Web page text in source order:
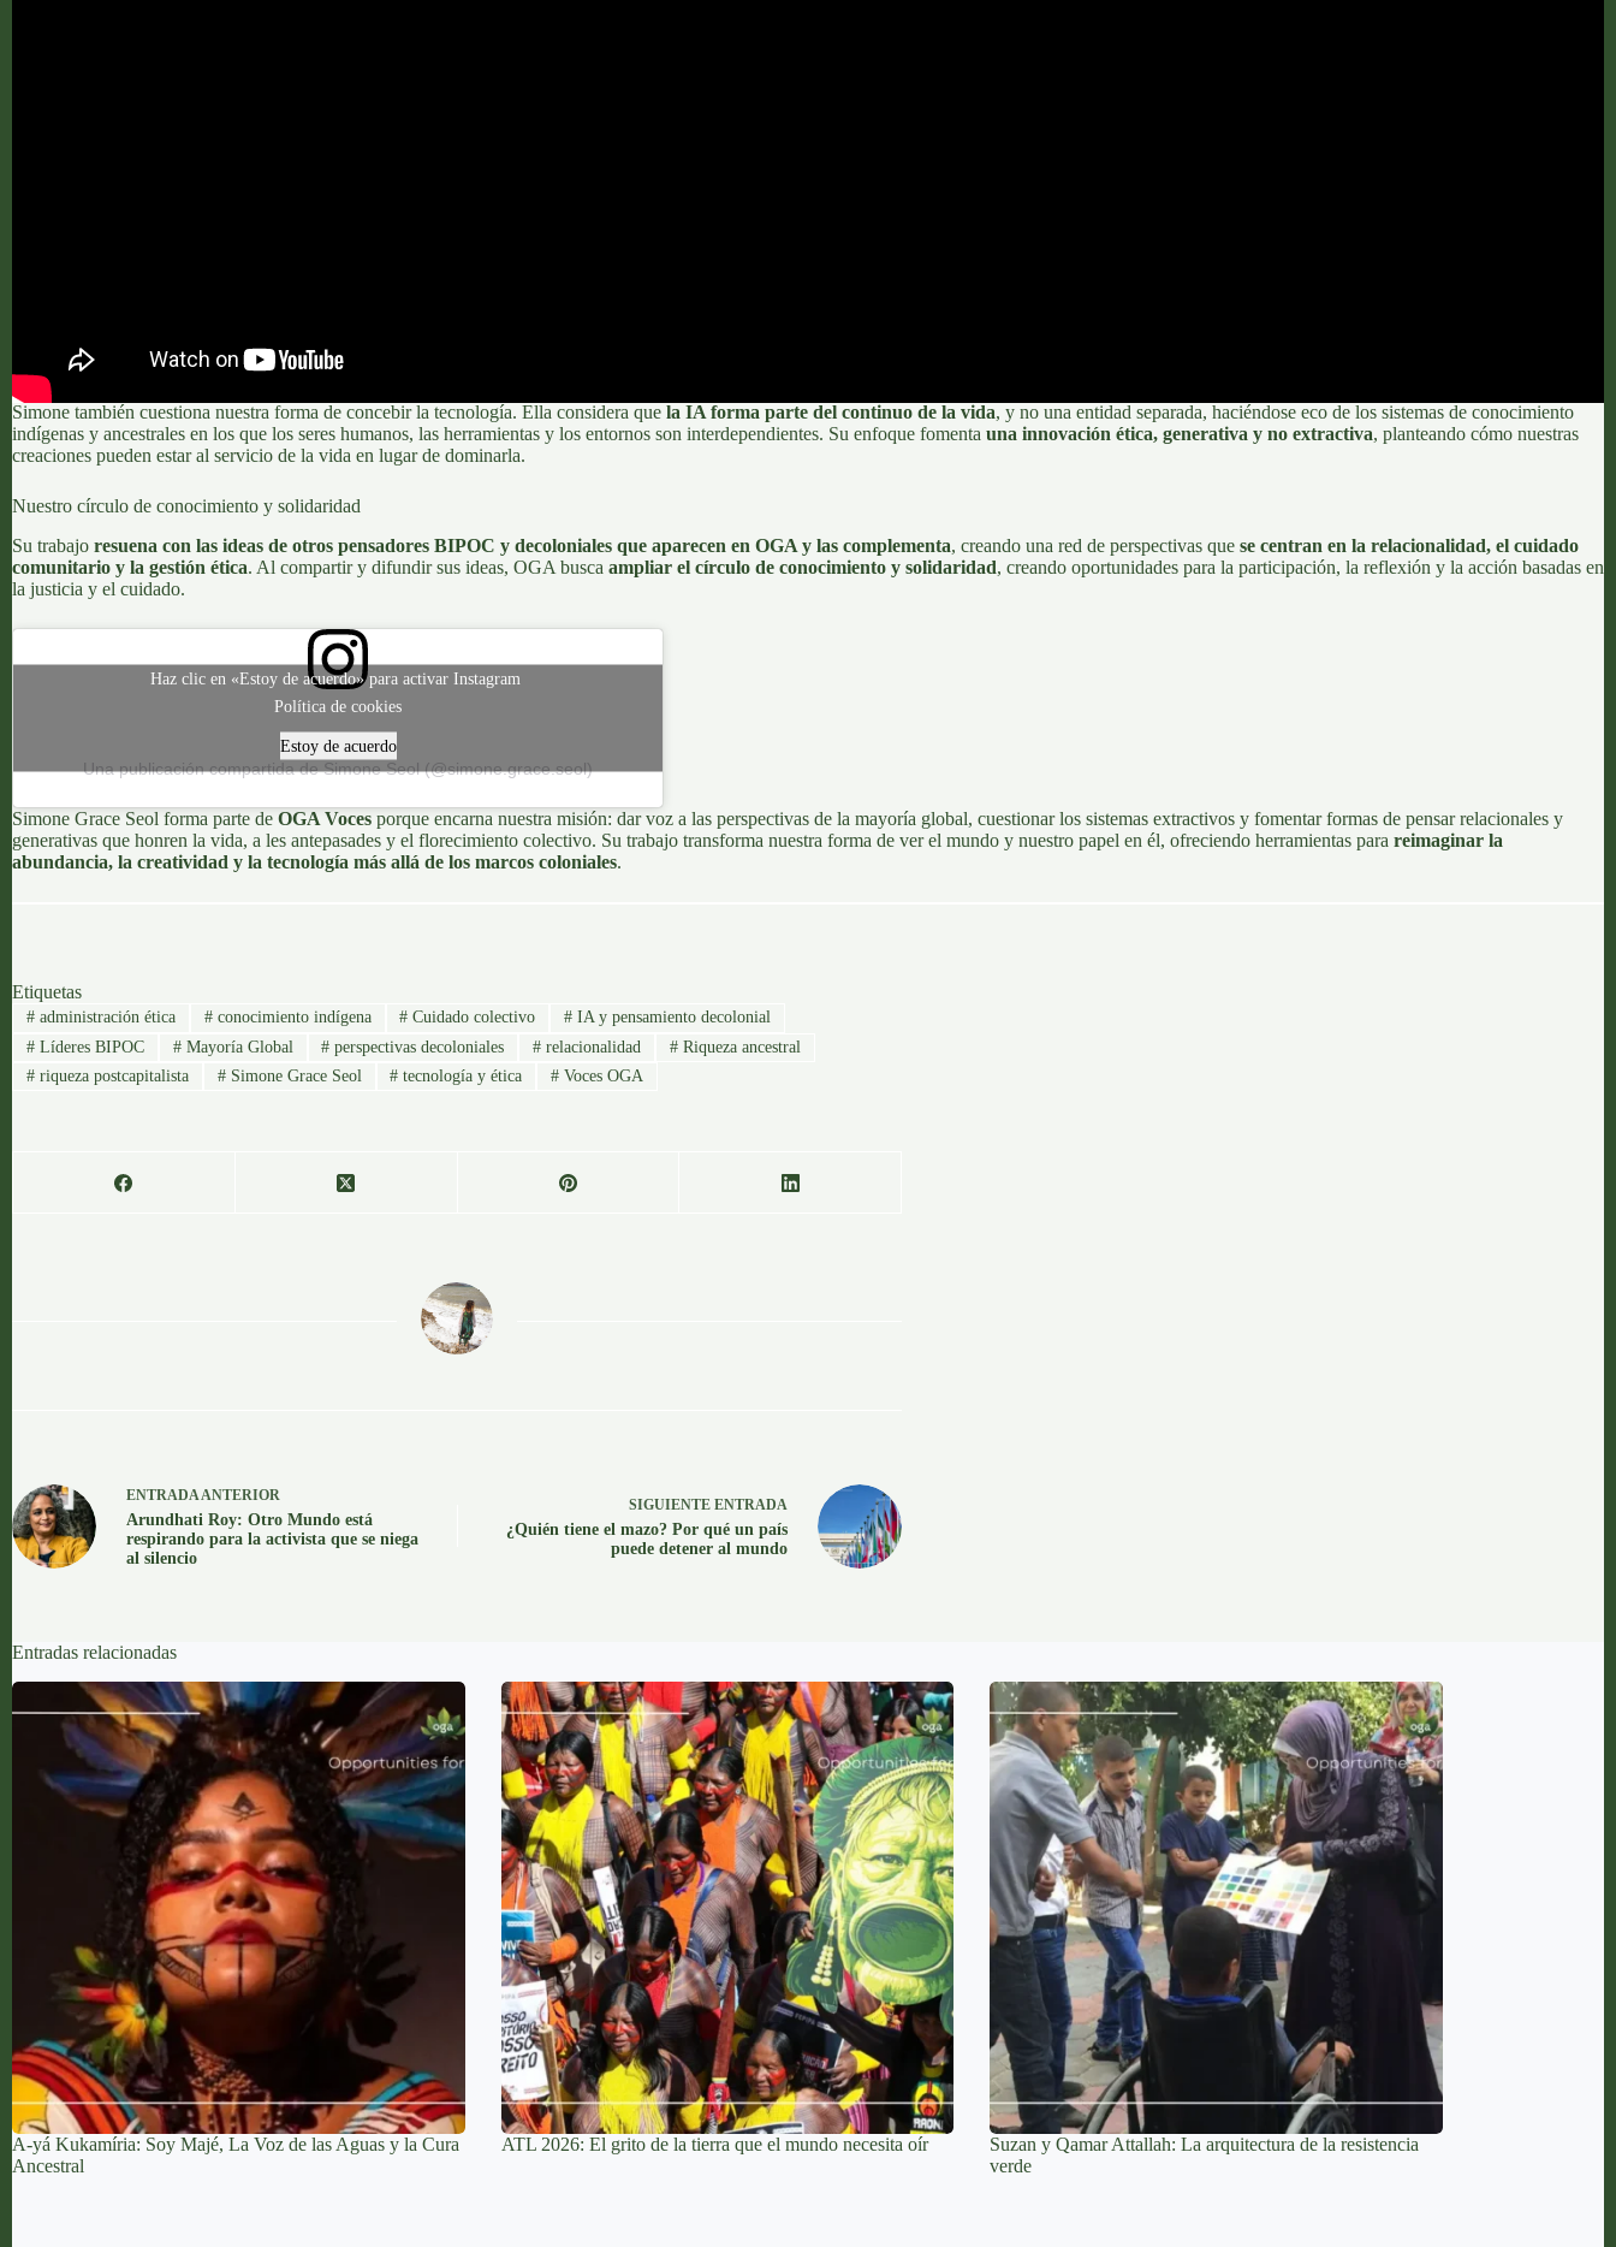
Simone también cuestiona nuestra forma de concebir la tecnología. Ella considera que la IA forma parte del continuo de la vida, y no una entidad separada, haciéndose eco de los sistemas de conocimiento
indígenas y ancestrales en los que los seres humanos, las herramientas y los entornos son interdependientes. Su enfoque fomenta una innovación ética, generativa y no extractiva, planteando cómo nuestras
creaciones pueden estar al servicio de la vida en lugar de dominarla.
Nuestro círculo de conocimiento y solidaridad
Su trabajo resuena con las ideas de otros pensadores BIPOC y decoloniales que aparecen en OGA y las complementa, creando una red de perspectivas que se centran en la relacionalidad, el cuidado
comunitario y la gestión ética. Al compartir y difundir sus ideas, OGA busca ampliar el círculo de conocimiento y solidaridad, creando oportunidades para la participación, la reflexión y la acción basadas en
la justicia y el cuidado.
Una publicación compartida de Simone Seol (@simone.grace.seol)
Haz clic en «Estoy de acuerdo» para activar Instagram
Política de cookies
Estoy de acuerdo
Simone Grace Seol forma parte de OGA Voces porque encarna nuestra misión: dar voz a las perspectivas de la mayoría global, cuestionar los sistemas extractivos y fomentar formas de pensar relacionales y
generativas que honren la vida, a les antepasades y el florecimiento colectivo. Su trabajo transforma nuestra forma de ver el mundo y nuestro papel en él, ofreciendo herramientas para reimaginar la
abundancia, la creatividad y la tecnología más allá de los marcos coloniales.
Etiquetas
#administración ética #conocimiento indígena # Cuidado colectivo # IA y pensamiento decolonial
#Líderes BIPOC #Mayoría Global # perspectivas decoloniales # relacionalidad # Riqueza ancestral
#riqueza postcapitalista #Simone Grace Seol # tecnología y ética # Voces OGA
OGA
ENTRADAANTERIOR
Arundhati Roy: Otro Mundo está
respirando para la activista que se niega
al silencio
SIGUIENTE ENTRADA
¿Quién tiene el mazo? Por qué un país
puede detener al mundo
Entradas relacionadas
A-yá Kukamíria: Soy Majé, La Voz de las Aguas y la Cura
Ancestral
ATL 2026: El grito de la tierra que el mundo necesita oír
Suzan y Qamar Attallah: La arquitectura de la resistencia
verde